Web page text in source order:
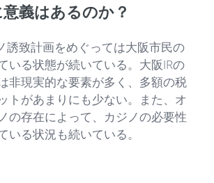
義はあるのか？
誘致計画をめぐっては大阪市民の
いる状態が続いている。大阪IRの
非現実的な要素が多く、多額の税
トがあまりにも少ない。また、オ
の存在によって、カジノの必要性
いる状況も続いている。